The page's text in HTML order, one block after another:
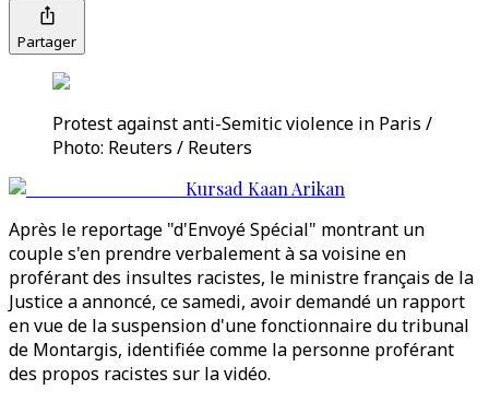
Partager
Protest against anti-Semitic violence in Paris /
Photo: Reuters / Reuters
Kursad Kaan Arikan
Après le reportage "d'Envoyé Spécial" montrant un
couple s'en prendre verbalement à sa voisine en
proférant des insultes racistes, le ministre français de la
Justice a annoncé, ce samedi, avoir demandé un rapport
en vue de la suspension d'une fonctionnaire du tribunal
de Montargis, identifiée comme la personne proférant
des propos racistes sur la vidéo.